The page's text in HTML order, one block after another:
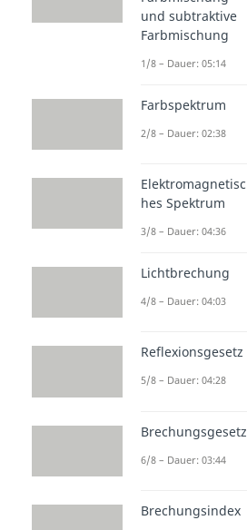
und subtraktive
Farbmischung
1/8 – Dauer: 05:14
Farbspektrum
2/8 – Dauer: 02:38
Elektromagnetisc
hes Spektrum
3/8 – Dauer: 04:36
Lichtbrechung
4/8 – Dauer: 04:03
Reflexionsgesetz
5/8 – Dauer: 04:28
Brechungsgesetz
6/8 – Dauer: 03:44
Brechungsindex